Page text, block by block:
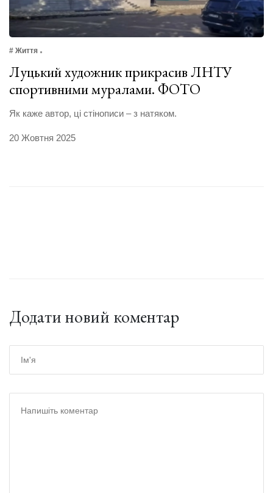
# Життя
Луцький художник прикрасив ЛНТУ
спортивними муралами. ФОТО
Як каже автор, ці стінописи – з натяком.
20 Жовтня 2025
Додати новий коментар